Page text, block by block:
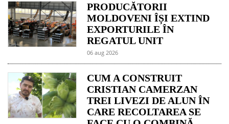
PRODUCĂTORII
MOLDOVENI ÎȘI EXTIND
EXPORTURILE ÎN
REGATUL UNIT
06 aug 2026
CUM A CONSTRUIT
CRISTIAN CAMERZAN
TREI LIVEZI DE ALUN ÎN
CARE RECOLTAREA SE